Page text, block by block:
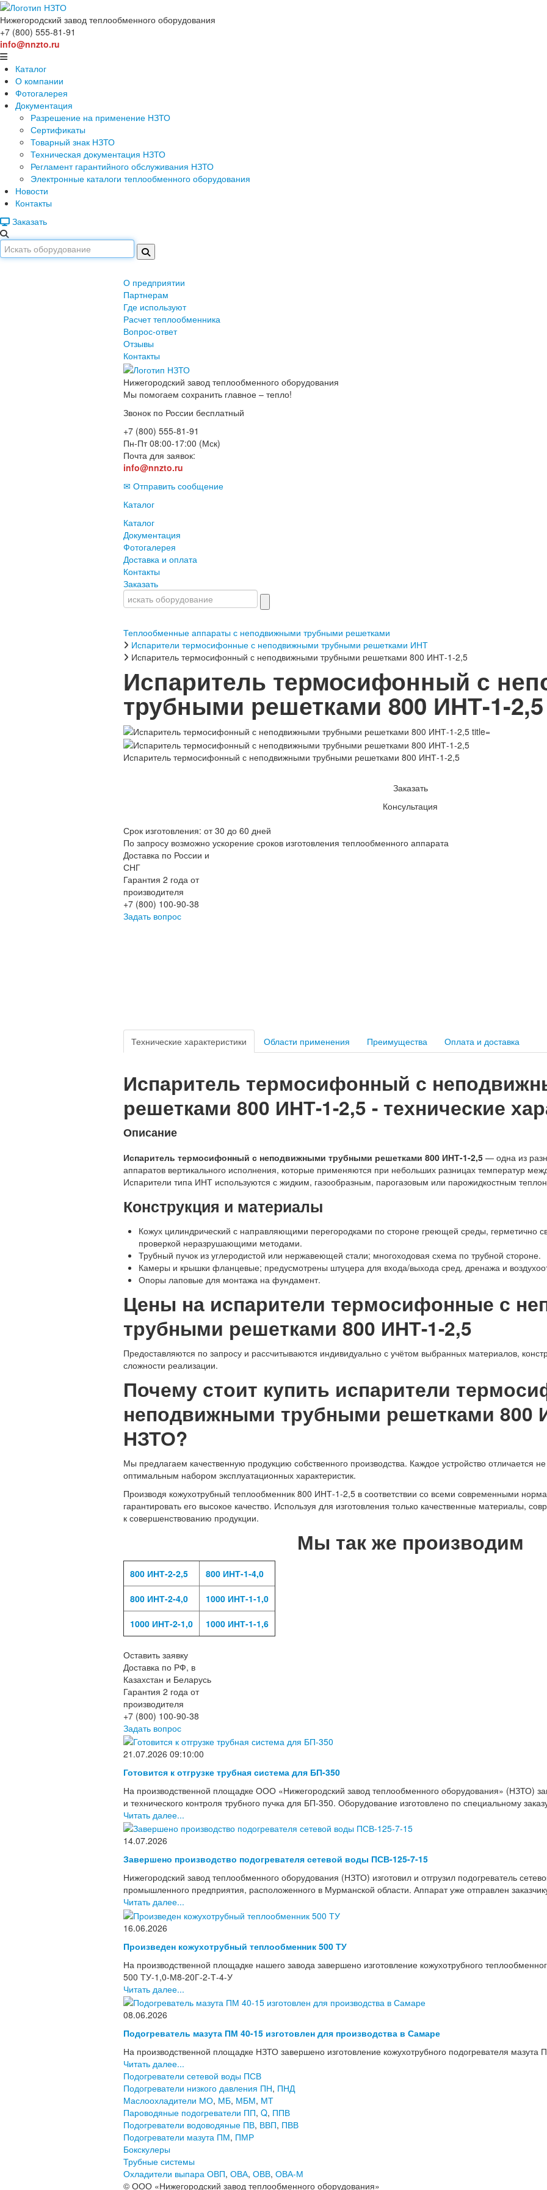
Нижегородский завод теплообменного оборудования
+7 (800) 555-81-91
info@nnzto.ru
Каталог
О компании
Фотогалерея
Документация
Разрешение на применение НЗТО
Сертификаты
Товарный знак НЗТО
Техническая документация НЗТО
Регламент гарантийного обслуживания НЗТО
Электронные каталоги теплообменного оборудования
Новости
Контакты
Заказать
О предприятии
Партнерам
Где используют
Расчет теплообменника
Вопрос-ответ
Отзывы
Контакты
Нижегородский завод теплообменного оборудования
Мы помогаем сохранить главное – тепло!
Звонок по России бесплатный
+7 (800) 555-81-91
Пн-Пт 08:00-17:00 (Мск)
Почта для заявок:
info@nnzto.ru
✉ Отправить сообщение
Каталог
Каталог
Документация
Фотогалерея
Доставка и оплата
Контакты
Заказать
Теплообменные аппараты с неподвижными трубными решетками
Испарители термосифонные с неподвижными трубными решетками ИНТ
Испаритель термосифонный с неподвижными трубными решетками 800 ИНТ-1-2,5
Испаритель термосифонный с
трубными решетками 800 ИНТ-1-2,5
Испаритель термосифонный с неподвижными трубными решетками 800 ИНТ-1-2,5
Заказать
Консультация
Срок изготовления: от 30 до 60 дней
По запросу возможно ускорение сроков изготовления теплообменного аппарата
Доставка по России и
СНГ
Гарантия 2 года от
производителя
+7 (800) 100-90-38
Задать вопрос
Технические характеристики Области применения Преимущества Оплата и доставка
Испаритель термосифонный с
решетками 800 ИНТ-1-2,5 - технические
Описание
Испаритель термосифонный с неподвижными трубными решетками 800 ИНТ-1-2,5 — одна из
аппаратов вертикального исполнения, которые применяются при небольших разницах температур
Испарители типа ИНТ используются с жидким, газообразным, парогазовым или парожидкостным
Конструкция и материалы
Кожух цилиндрический с направляющими перегородками по стороне греющей среды, герметично
проверкой неразрушающими методами.
Трубный пучок из углеродистой или нержавеющей стали; многоходовая схема по трубной стороне.
Камеры и крышки фланцевые; предусмотрены штуцера для входа/выхода сред, дренажа и
Опоры лаповые для монтажа на фундамент.
Цены на испарители термосифонные с
трубными решетками 800 ИНТ-1-2,5
Предоставляются по запросу и рассчитываются индивидуально с учётом выбранных материалов,
сложности реализации.
Почему стоит купить испарители
неподвижными трубными решетками 800
НЗТО?
Мы предлагаем качественную продукцию собственного производства. Каждое устройство отличается
оптимальным набором эксплуатационных характеристик.
Производя кожухотрубный теплообменник 800 ИНТ-1-2,5 в соответствии со всеми современными
гарантировать его высокое качество. Используя для изготовления только качественные материалы,
к совершенствованию продукции.
Мы так же производим
800 ИНТ-2-2,5 800 ИНТ-1-4,0
800 ИНТ-2-4,0 1000 ИНТ-1-1,0
1000 ИНТ-2-1,0 1000 ИНТ-1-1,6
Оставить заявку
Доставка по РФ, в
Казахстан и Беларусь
Гарантия 2 года от
производителя
+7 (800) 100-90-38
Задать вопрос
21.07.2026 09:10:00
Готовится к отгрузке трубная система для БП-350
На производственной площадке ООО «Нижегородский завод теплообменного оборудования» (НЗТО)
и технического контроля трубного пучка для БП-350. Оборудование изготовлено по специальному
Читать далее...
14.07.2026
Завершено производство подогревателя сетевой воды ПСВ-125-7-15
Нижегородский завод теплообменного оборудования (НЗТО) изготовил и отгрузил подогреватель
промышленного предприятия, расположенного в Мурманской области. Аппарат уже отправлен
Читать далее...
16.06.2026
Произведен кожухотрубный теплообменник 500 ТУ
На производственной площадке нашего завода завершено изготовление кожухотрубного
500 ТУ-1,0-М8-20Г-2-Т-4-У
Читать далее...
08.06.2026
Подогреватель мазута ПМ 40-15 изготовлен для производства в Самаре
На производственной площадке НЗТО завершено изготовление кожухотрубного подогревателя мазута
Читать далее...
Подогреватели сетевой воды ПСВ
Подогреватели низкого давления ПН, ПНД
Маслоохладители МО, МБ, МБМ, МТ
Пароводяные подогреватели ПП, Q, ППВ
Подогреватели водоводяные ПВ, ВВП, ПВВ
Подогреватели мазута ПМ, ПМР
Бокскулеры
Трубные системы
Охладители выпара ОВП, ОВА, ОВВ, ОВА-М
© ООО «Нижегородский завод теплообменного оборудования»